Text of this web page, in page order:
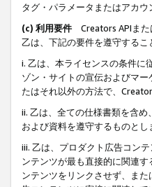
タグ・パラメータまたはアカウ
(c) 利用要件 Creators APIまた
乙は、下記の要件を遵守するこ
i. 乙は、本ライセンスの条件に
ゾン・サイトの宣伝およびマ
たはそれ以外の方法で、
ii. 乙は、全ての仕様書類を含
および資料を遵守するものとし
iii. 乙は、プロダクト広告コン
ンテンツが最も直接的に関連
ンテンツをリンクさせず、ま